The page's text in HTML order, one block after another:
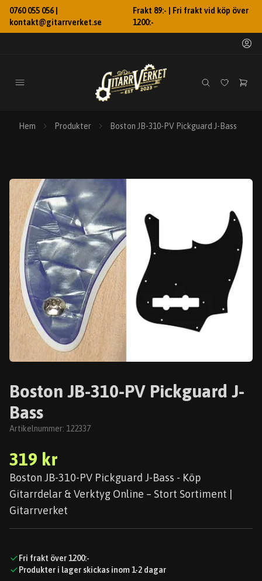
0760 055 056 |
kontakt@gitarrverket.se
Frakt 89:- | Fri frakt vid köp över
1200:-
Hem Produkter Boston JB-310-PV Pickguard J-Bass
Boston JB-310-PV Pickguard J-
Bass
Artikelnummer: 122337
319 kr
Boston JB-310-PV Pickguard J-Bass - Köp
Gitarrdelar & Verktyg Online – Stort Sortiment |
Gitarrverket
Fri frakt över 1200:-
Produkter i lager skickas inom 1-2 dagar